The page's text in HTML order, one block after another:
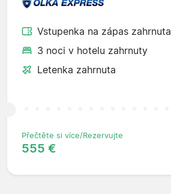
Vstupenka na zápas zahrnuta
3 noci v hotelu zahrnuty
Letenka zahrnuta
Přečtěte si více/Rezervujte
555 €